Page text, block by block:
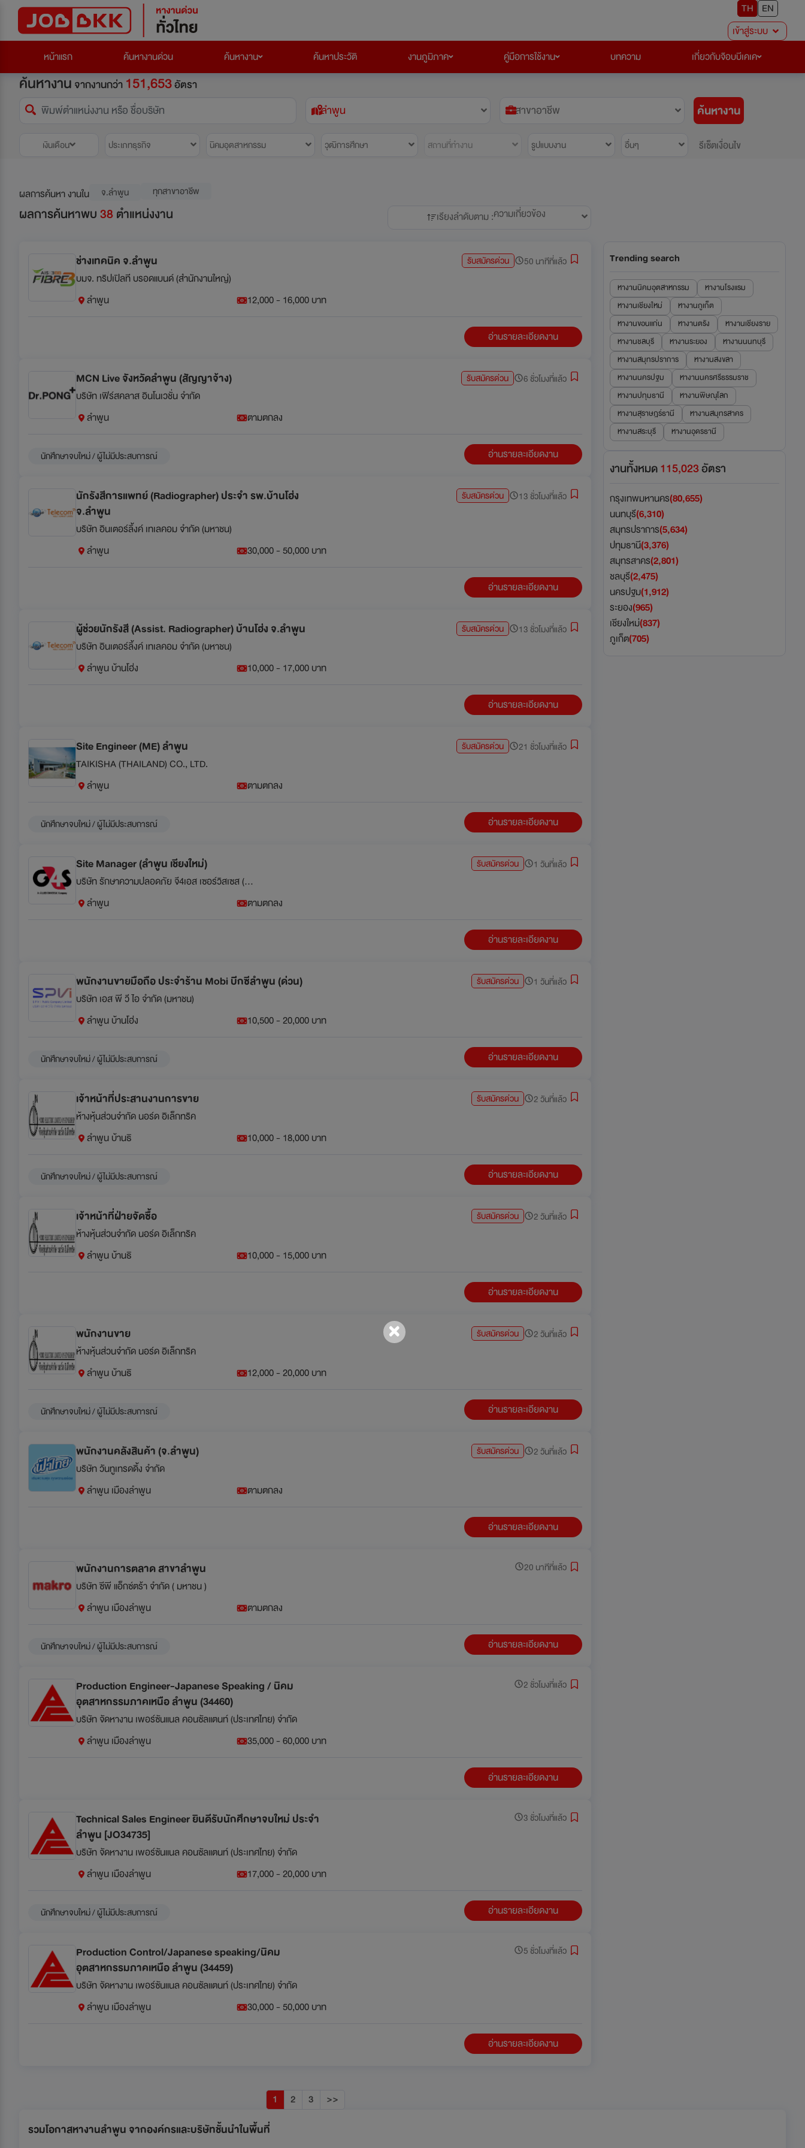
TH
EN
เข้าสู่ระบบ
หน้าแรก
ค้นหางานด่วน ค้นหางาน ค้นหาประวัติ งานภูมิภาค คู่มือการใช้งาน บทความ เกี่ยวกับจ๊อบบีเคเค
ค้นหางาน จากงานกว่า 151,653อัตรา
ลำพูน
สาขาอาชีพ ค้นหางาน
เงินเดือน ประเภทธุรกิจ นิคมอุตสาหกรรม วุฒิการศึกษา สถานที่ทำงาน รูปแบบงาน อื่นๆ รีเซ็ตเงื่อนไข
ผลการค้นหา งานใน จ.ลำพูน ทุกสาขาอาชีพ
ผลการค้นหาพบ38ตำแหน่งงาน เรียงลำดับตาม :ความเกี่ยวข้อง
ช่างเทคนิค จ.ลำพูน
บมจ. ทริปเปิลที บรอดแบนด์ (สำนักงานใหญ่)
รับสมัครด่วน 50 นาทีที่แล้ว
ลำพูน 12,000 - 16,000 บาท
อ่านรายละเอียดงาน
MCN Live จังหวัดลำพูน (สัญญาจ้าง)
บริษัท เฟิร์สคลาส อินโนเวชั่น จำกัด
รับสมัครด่วน 6 ชั่วโมงที่แล้ว
ลำพูน ตามตกลง
นักศึกษาจบใหม่ / ผู้ไม่มีประสบการณ์ อ่านรายละเอียดงาน
นักรังสีการแพทย์ (Radiographer) ประจำ รพ.บ้านโฮ่ง
จ.ลำพูน
บริษัท อินเตอร์ลิ้งค์ เทเลคอม จำกัด (มหาชน)
รับสมัครด่วน 13 ชั่วโมงที่แล้ว
ลำพูน 30,000 - 50,000 บาท
อ่านรายละเอียดงาน
ผู้ช่วยนักรังสี (Assist. Radiographer) บ้านโฮ่ง จ.ลำพูน
บริษัท อินเตอร์ลิ้งค์ เทเลคอม จำกัด (มหาชน)
รับสมัครด่วน 13 ชั่วโมงที่แล้ว
ลำพูน บ้านโฮ่ง 10,000 - 17,000 บาท
อ่านรายละเอียดงาน
Site Engineer (ME) ลำพูน
TAIKISHA (THAILAND) CO., LTD.
รับสมัครด่วน 21 ชั่วโมงที่แล้ว
ลำพูน ตามตกลง
นักศึกษาจบใหม่ / ผู้ไม่มีประสบการณ์ อ่านรายละเอียดงาน
Site Manager (ลำพูน เชียงใหม่)
บริษัท รักษาความปลอดภัย จี4เอส เซอร์วิสเซส (ประเทศไทย) จำกัด
รับสมัครด่วน 1 วันที่แล้ว
ลำพูน ตามตกลง
อ่านรายละเอียดงาน
พนักงานขายมือถือ ประจำร้าน Mobi บิีกซีลำพูน (ด่วน)
บริษัท เอส พี วี ไอ จำกัด (มหาชน)
รับสมัครด่วน 1 วันที่แล้ว
ลำพูน บ้านโฮ่ง 10,500 - 20,000 บาท
นักศึกษาจบใหม่ / ผู้ไม่มีประสบการณ์ อ่านรายละเอียดงาน
เจ้าหน้าที่ประสานงานการขาย
ห้างหุ้นส่วนจำกัด นอร์ด อิเล็กทริค
รับสมัครด่วน 2 วันที่แล้ว
ลำพูน บ้านธิ 10,000 - 18,000 บาท
นักศึกษาจบใหม่ / ผู้ไม่มีประสบการณ์ อ่านรายละเอียดงาน
เจ้าหน้าที่ฝ่ายจัดซื้อ
ห้างหุ้นส่วนจำกัด นอร์ด อิเล็กทริค
รับสมัครด่วน 2 วันที่แล้ว
ลำพูน บ้านธิ 10,000 - 15,000 บาท
อ่านรายละเอียดงาน
พนักงานขาย
ห้างหุ้นส่วนจำกัด นอร์ด อิเล็กทริค
รับสมัครด่วน 2 วันที่แล้ว
ลำพูน บ้านธิ 12,000 - 20,000 บาท
นักศึกษาจบใหม่ / ผู้ไม่มีประสบการณ์ อ่านรายละเอียดงาน
พนักงานคลังสินค้า (จ.ลำพูน)
บริษัท วันทูเทรดดิ้ง จำกัด
รับสมัครด่วน 2 วันที่แล้ว
ลำพูน เมืองลำพูน ตามตกลง
อ่านรายละเอียดงาน
พนักงานการตลาด สาขาลำพูน
บริษัท ซีพี แอ็กซ์ตร้า จำกัด ( มหาชน )
20 นาทีที่แล้ว
ลำพูน เมืองลำพูน ตามตกลง
นักศึกษาจบใหม่ / ผู้ไม่มีประสบการณ์ อ่านรายละเอียดงาน
Production Engineer-Japanese Speaking / นิคม
อุตสาหกรรมภาคเหนือ ลำพูน (34460)
บริษัท จัดหางาน เพอร์ซันแนล คอนซัลแตนท์ (ประเทศไทย) จำกัด
2 ชั่วโมงที่แล้ว
ลำพูน เมืองลำพูน 35,000 - 60,000 บาท
อ่านรายละเอียดงาน
Technical Sales Engineer ยินดีรับนักศึกษาจบใหม่ ประจำ
ลำพูน [JO34735]
บริษัท จัดหางาน เพอร์ซันแนล คอนซัลแตนท์ (ประเทศไทย) จำกัด
3 ชั่วโมงที่แล้ว
ลำพูน เมืองลำพูน 17,000 - 20,000 บาท
นักศึกษาจบใหม่ / ผู้ไม่มีประสบการณ์ อ่านรายละเอียดงาน
Production Control/Japanese speaking/นิคม
อุตสาหกรรมภาคเหนือ ลำพูน (34459)
บริษัท จัดหางาน เพอร์ซันแนล คอนซัลแตนท์ (ประเทศไทย) จำกัด
5 ชั่วโมงที่แล้ว
ลำพูน เมืองลำพูน 30,000 - 50,000 บาท
อ่านรายละเอียดงาน
1 2 3 >>
Trending search
หางานนิคมอุตสาหกรรม
หางานโรงแรม
หางานเชียงใหม่
หางานภูเก็ต
หางานขอนแก่น
หางานตรัง
หางานเชียงราย
หางานชลบุรี
หางานระยอง
หางานนนทบุรี
หางานสมุทรปราการ
หางานสงขลา
หางานนครปฐม
หางานนครศรีธรรมราช
หางานปทุมธานี
หางานพิษณุโลก
หางานสุราษฎร์ธานี
หางานสมุทรสาคร
หางานสระบุรี
หางานอุดรธานี
งานทั้งหมด115,023อัตรา
กรุงเทพมหานคร(80,655)
นนทบุรี(6,310)
สมุทรปราการ(5,634)
ปทุมธานี(3,376)
สมุทรสาคร(2,801)
ชลบุรี(2,475)
นครปฐม(1,912)
ระยอง(965)
เชียงใหม่(837)
ภูเก็ต(705)
รวมโอกาสหางานลำพูน จากองค์กรและบริษัทชั้นนำในพื้นที่